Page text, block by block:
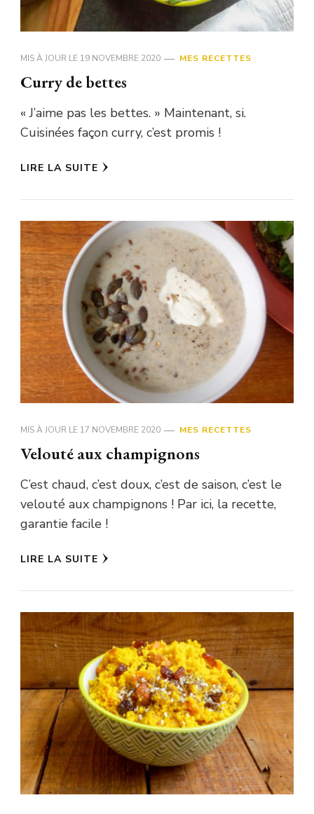
MIS À JOUR LE 19 NOVEMBRE 2020 MES RECETTES
Curry de bettes
« J’aime pas les bettes. » Maintenant, si.
Cuisinées façon curry, c’est promis !
LIRE LA SUITE
MIS À JOUR LE 17 NOVEMBRE 2020 MES RECETTES
Velouté aux champignons
C’est chaud, c’est doux, c’est de saison, c’est le
velouté aux champignons ! Par ici, la recette,
garantie facile !
LIRE LA SUITE